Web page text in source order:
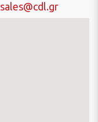
sales@cdl.gr